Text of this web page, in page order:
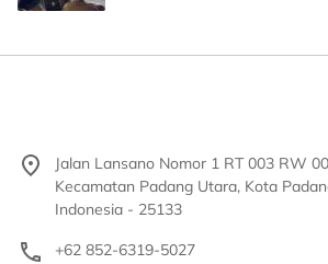
Jalan Lansano Nomor 1 RT 003 RW
Kecamatan Padang Utara, Kota
Indonesia - 25133
+62 852-6319-5027